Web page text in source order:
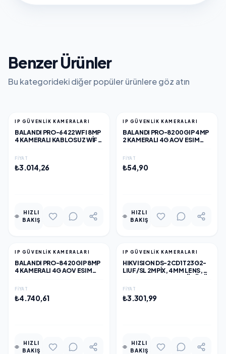
Benzer Ürünler
Bu kategorideki diğer popüler ürünlere göz atın
IP GÜVENLİK KAMERALARI
BALANDI PRO-6422WFI 8MP
4 KAMERALI KABLOSUZ WIFI
FIYAT
₺3.014,26
HIZLI
BAKIŞ
IP GÜVENLİK KAMERALARI
BALANDI PRO-8200GIP 4MP
2 KAMERALI 4G AOV ESIM
YAZILIM
FIYAT
₺54,90
HIZLI
BAKIŞ
IP GÜVENLİK KAMERALARI
BALANDI PRO-8420GIP 8MP
4 KAMERALI 4G AOV ESIM
YAZILIM
FIYAT
₺4.740,61
HIZLI
BAKIŞ
IP GÜVENLİK KAMERALARI
HIKVISION DS-2CD1T23G2-
LIUF/SL 2MPIX, 4MM LENS,
HYBRID LIGHT, SD
POE, BULLET IP KAMERA
FIYAT
₺3.301,99
HIZLI
BAKIŞ